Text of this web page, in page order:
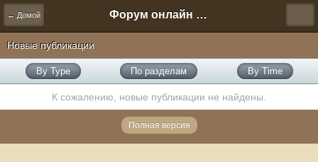
← Домой Форум онлайн игры "Новая Эра" (Нюра Биз)
Новые публикации
By Type По разделам By Time
К сожалению, новые публикации не найдены.
Полная версия